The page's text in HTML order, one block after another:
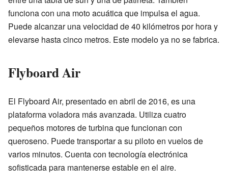
funciona con una moto acuática que impulsa el agua.
Puede alcanzar una velocidad de 40 kilómetros por hora y
elevarse hasta cinco metros. Este modelo ya no se fabrica.
Flyboard Air
El Flyboard Air, presentado en abril de 2016, es una
plataforma voladora más avanzada. Utiliza cuatro
pequeños motores de turbina que funcionan con
queroseno. Puede transportar a su piloto en vuelos de
varios minutos. Cuenta con tecnología electrónica
sofisticada para mantenerse estable en el aire.